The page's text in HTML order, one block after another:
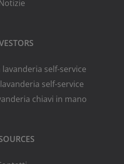
self-service
self-service
chiavi in mano